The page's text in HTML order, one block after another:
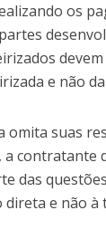
os
e não
omita suas
contratante
das
e não à